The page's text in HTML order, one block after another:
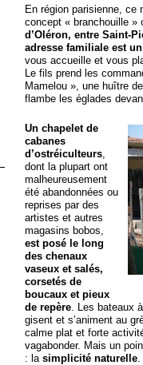
En région parisienne, ce
concept « branchouille
d’Oléron, entre Saint-
adresse familiale est
vous accueille et vous
Le fils prend les
Mamelou », une huître
flambe les églades
Un chapelet de
cabanes
d’ostréiculteurs,
dont la plupart ont
malheureusement
été abandonnées ou
reprises par des
artistes et autres
magasins bobos,
est posé le long
des chenaux
vaseux et salés,
corsetés de
boucaux et pieux
de repère. Les bateaux
gisent et s’animent au
calme plat et forte
vagabonder. Mais un
: la simplicité naturelle.